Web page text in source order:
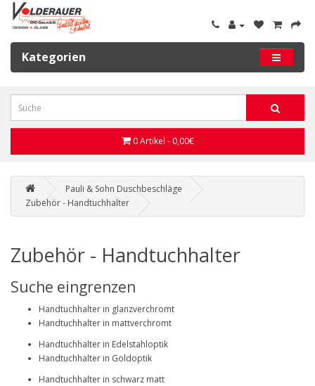
Kategorien
0 Artikel - 0,00€
Pauli & Sohn Duschbeschläge
Zubehör - Handtuchhalter
Zubehör - Handtuchhalter
Suche eingrenzen
Handtuchhalter in glanzverchromt
Handtuchhalter in mattverchromt
Handtuchhalter in Edelstahloptik
Handtuchhalter in Goldoptik
Handtuchhalter in schwarz matt